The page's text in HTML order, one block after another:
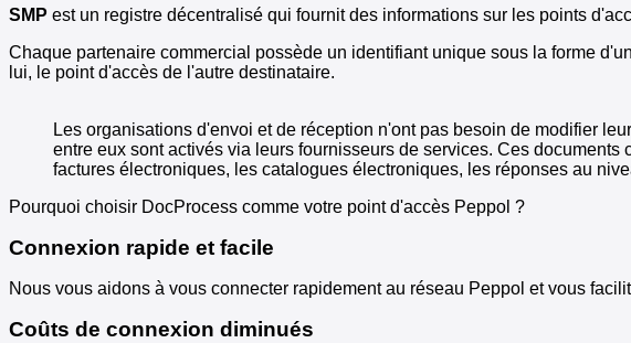
SMP est un registre décentralisé qui fournit des informations sur les points
Chaque partenaire commercial possède un identifiant unique sous la forme
lui, le point d'accès de l'autre destinataire.
Les organisations d'envoi et de réception n'ont pas besoin de modifier
entre eux sont activés via leurs fournisseurs de services. Ces
factures électroniques, les catalogues électroniques, les réponses au
Pourquoi choisir DocProcess comme votre point d'accès Peppol ?
Connexion rapide et facile
Nous vous aidons à vous connecter rapidement au réseau Peppol et vous
Coûts de connexion diminués